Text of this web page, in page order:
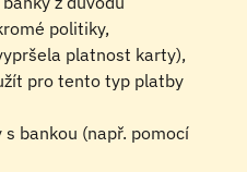
politiky,
platnost karty),
pro tento typ platby
bankou (např. pomocí